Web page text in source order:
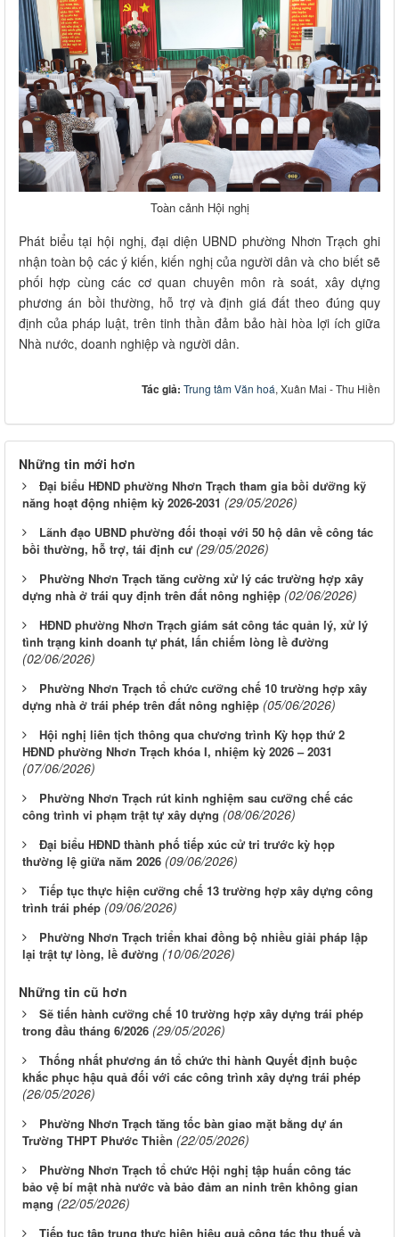
Toàn cảnh Hội nghị
Phát biểu tại hội nghị, đại diện UBND phường Nhơn Trạch ghi
nhận toàn bộ các ý kiến, kiến nghị của người dân và cho biết sẽ
phối hợp cùng các cơ quan chuyên môn rà soát, xây dựng
phương án bồi thường, hỗ trợ và định giá đất theo đúng quy
định của pháp luật, trên tinh thần đảm bảo hài hòa lợi ích giữa
Nhà nước, doanh nghiệp và người dân.
Tác giả: Trung tâm Văn hoá, Xuân Mai - Thu Hiền
Những tin mới hơn
Đại biểu HĐND phường Nhơn Trạch tham gia bồi dưỡng kỹ
năng hoạt động nhiệm kỳ 2026-2031 (29/05/2026)
Lãnh đạo UBND phường đối thoại với 50 hộ dân về công tác
bồi thường, hỗ trợ, tái định cư (29/05/2026)
Phường Nhơn Trạch tăng cường xử lý các trường hợp xây
dựng nhà ở trái quy định trên đất nông nghiệp (02/06/2026)
HĐND phường Nhơn Trạch giám sát công tác quản lý, xử lý
tình trạng kinh doanh tự phát, lấn chiếm lòng lề đường
(02/06/2026)
Phường Nhơn Trạch tổ chức cưỡng chế 10 trường hợp xây
dựng nhà ở trái phép trên đất nông nghiệp (05/06/2026)
Hội nghị liên tịch thông qua chương trình Kỳ họp thứ 2
HĐND phường Nhơn Trạch khóa I, nhiệm kỳ 2026 – 2031
(07/06/2026)
Phường Nhơn Trạch rút kinh nghiệm sau cưỡng chế các
công trình vi phạm trật tự xây dựng (08/06/2026)
Đại biểu HĐND thành phố tiếp xúc cử tri trước kỳ họp
thường lệ giữa năm 2026 (09/06/2026)
Tiếp tục thực hiện cưỡng chế 13 trường hợp xây dựng công
trình trái phép (09/06/2026)
Phường Nhơn Trạch triển khai đồng bộ nhiều giải pháp lập
lại trật tự lòng, lề đường (10/06/2026)
Những tin cũ hơn
Sẽ tiến hành cưỡng chế 10 trường hợp xây dựng trái phép
trong đầu tháng 6/2026 (29/05/2026)
Thống nhất phương án tổ chức thi hành Quyết định buộc
khắc phục hậu quả đối với các công trình xây dựng trái phép
(26/05/2026)
Phường Nhơn Trạch tăng tốc bàn giao mặt bằng dự án
Trường THPT Phước Thiền (22/05/2026)
Phường Nhơn Trạch tổ chức Hội nghị tập huấn công tác
bảo vệ bí mật nhà nước và bảo đảm an ninh trên không gian
mạng (22/05/2026)
Tiếp tục tập trung thực hiện hiệu quả công tác thu thuế và